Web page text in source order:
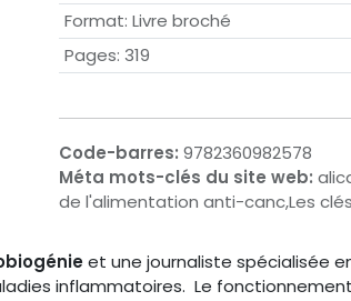
Format: Livre broché
Pages: 319
Code-barres: 9782360982578
Méta mots-clés du site web:
de l'alimentation anti-canc,Les
et une journaliste spécialisée
inflammatoires. Le